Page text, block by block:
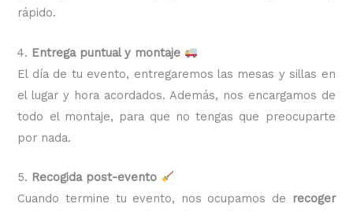
rápido.
4. Entrega puntual y montaje
El día de tu evento, entregaremos las mesas y sillas en
el lugar y hora acordados. Además, nos encargamos de
todo el montaje, para que no tengas que preocuparte
por nada.
5. Recogida post-evento
Cuando termine tu evento, nos ocupamos de
recoger